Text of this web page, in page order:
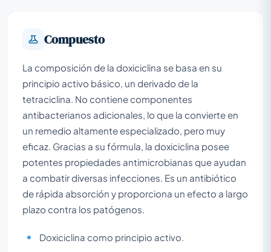
Compuesto
La composición de la doxiciclina se basa en su
principio activo básico, un derivado de la
tetraciclina. No contiene componentes
antibacterianos adicionales, lo que la convierte en
un remedio altamente especializado, pero muy
eficaz. Gracias a su fórmula, la doxiciclina posee
potentes propiedades antimicrobianas que ayudan
a combatir diversas infecciones. Es un antibiótico
de rápida absorción y proporciona un efecto a largo
plazo contra los patógenos.
Doxiciclina como principio activo.